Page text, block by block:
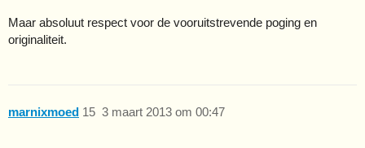
Maar absoluut respect voor de vooruitstrevende poging en
originaliteit.
marnixmoed 3 maart 2013 om 00:47
15